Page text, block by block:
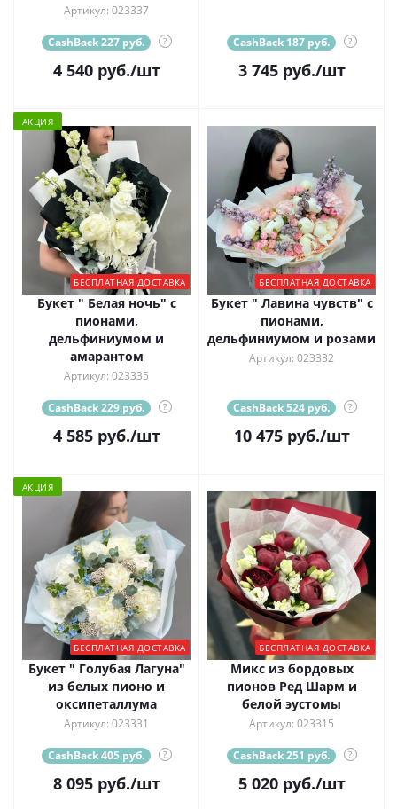
Артикул: 023337
CashBack 227 руб. ?
4 540руб./шт
CashBack 187 руб. ?
3 745руб./шт
АКЦИЯ
БЕСПЛАТНАЯ ДОСТАВКА
Букет " Белая ночь" с
пионами,
дельфиниумом и
амарантом
Артикул: 023335
CashBack 229 руб. ?
4 585руб./шт
БЕСПЛАТНАЯ ДОСТАВКА
Букет " Лавина чувств" с
пионами,
дельфиниумом и розами
Артикул: 023332
CashBack 524 руб. ?
10 475руб./шт
АКЦИЯ
БЕСПЛАТНАЯ ДОСТАВКА
Букет " Голубая Лагуна"
из белых пионо и
оксипеталлума
Артикул: 023331
CashBack 405 руб. ?
8 095руб./шт
БЕСПЛАТНАЯ ДОСТАВКА
Микс из бордовых
пионов Ред Шарм и
белой эустомы
Артикул: 023315
CashBack 251 руб. ?
5 020руб./шт